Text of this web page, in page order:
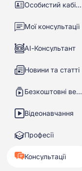
Особистий кабінет
Мої консультації
АІ-Консультант
Новини та статті
Безкоштовні вебінари
Відеонавчання
Професії
Консультації